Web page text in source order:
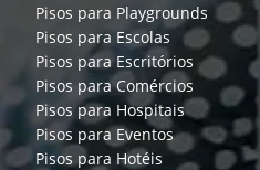
Pisos para Playgrounds
Pisos para Escolas
Pisos para Escritórios
Pisos para Comércios
Pisos para Hospitais
Pisos para Eventos
Pisos para Hotéis